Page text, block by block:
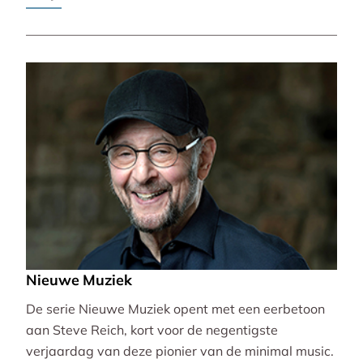
Nieuwe Muziek
De serie Nieuwe Muziek opent met een eerbetoon
aan Steve Reich, kort voor de negentigste
verjaardag van deze pionier van de minimal music.